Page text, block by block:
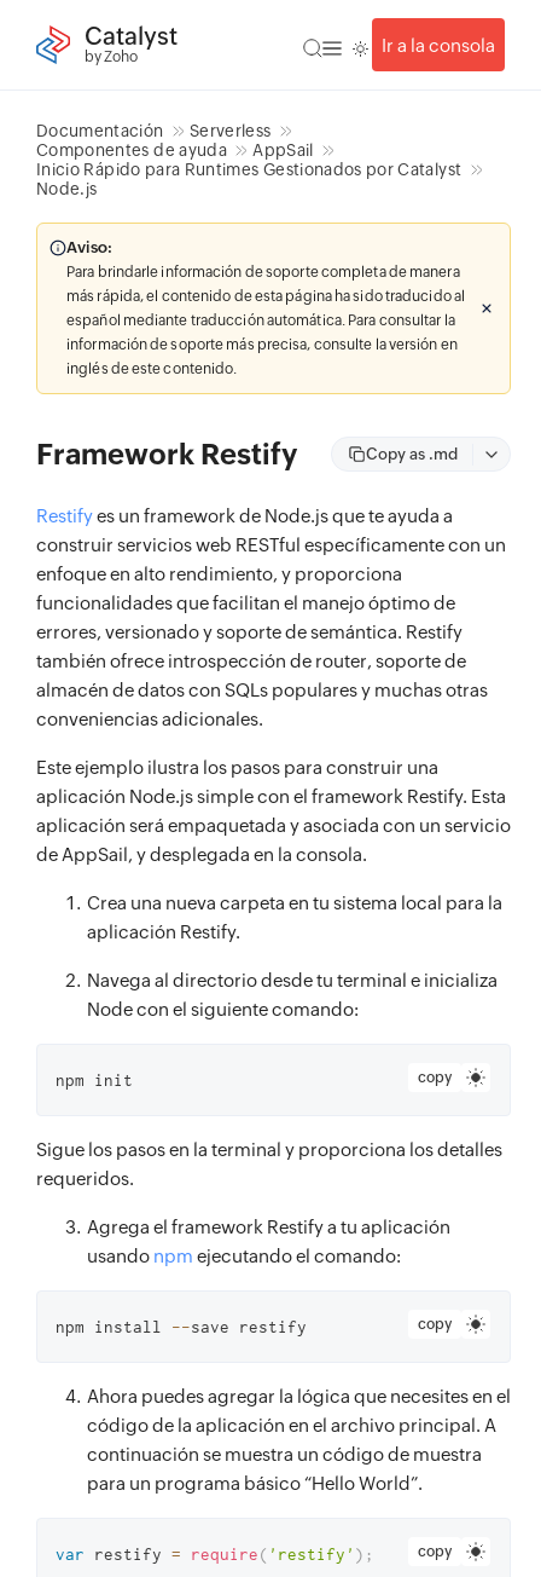
Catalyst
by Zoho
Ir a la consola
Documentación
Serverless
Componentes de ayuda
AppSail
Inicio Rápido para Runtimes Gestionados por Catalyst
Node.js
Aviso:
Para brindarle información de soporte completa de manera
más rápida, el contenido de esta página ha sido traducido al
español mediante traducción automática. Para consultar la
información de soporte más precisa, consulte la versión en
inglés de este contenido.
Framework Restify Copy as .md
Restifyes un framework de Node.js que te ayuda a
construir servicios web RESTful específicamente con un
enfoque en alto rendimiento, y proporciona
funcionalidades que facilitan el manejo óptimo de
errores, versionado y soporte de semántica. Restify
también ofrece introspección de router, soporte de
almacén de datos con SQLs populares y muchas otras
conveniencias adicionales.
Este ejemplo ilustra los pasos para construir una
aplicación Node.js simple con el framework Restify. Esta
aplicación será empaquetada y asociada con un servicio
de AppSail, y desplegada en la consola.
Crea una nueva carpeta en tu sistema local para la
aplicación Restify.
Navega al directorio desde tu terminal e inicializa
Node con el siguiente comando:
copy
npm init
Sigue los pasos en la terminal y proporciona los detalles
requeridos.
Agrega el framework Restify a tu aplicación
usando npm ejecutando el comando:
copy
npm install --save restify
Ahora puedes agregar la lógica que necesites en el
código de la aplicación en el archivo principal. A
continuación se muestra un código de muestra
para un programa básico “Hello World”.
copy
var restify = require( 'restify' ) ;